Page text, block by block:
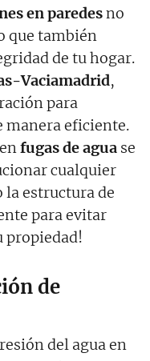
en paredesno
que también
de tu hogar.
Vaciamadrid,
para
manera eficiente.
fugas de agua se
cualquier
estructura de
para evitar
propiedad!
de
del agua en